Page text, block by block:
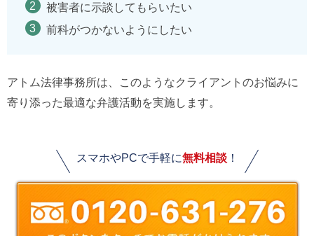
被害者に示談してもらいたい
前科がつかないようにしたい
アトム法律事務所は、このようなクライアントのお悩みに
寄り添った最適な弁護活動を実施します。
スマホやPCで手軽に無料相談！